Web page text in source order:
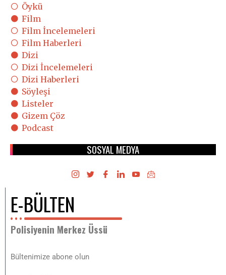
Öykü
Film
Film İncelemeleri
Film Haberleri
Dizi
Dizi İncelemeleri
Dizi Haberleri
Söyleşi
Listeler
Gizem Çöz
Podcast
SOSYAL MEDYA
E-BÜLTEN
Polisiyenin Merkez Üssü
Bültenimize abone olun